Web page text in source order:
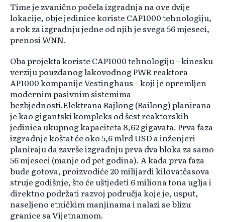
Time je zvanično počela izgradnja na ove dvije
lokacije, obje jedinice koriste CAP1000 tehnologiju,
a rok za izgradnju jedne od njih je svega 56 mjeseci,
prenosi WNN.
Oba projekta koriste CAP1000 tehnologiju – kinesku
verziju pouzdanog lakovodnog PWR reaktora
AP1000 kompanije Vestinghaus – koji je opremljen
modernim pasivnim sistemima
bezbjednosti.Elektrana Bajlong (Bailong) planirana
je kao gigantski kompleks od šest reaktorskih
jedinica ukupnog kapaciteta 8,62 gigavata. Prva faza
izgradnje koštat će oko 5,6 mlrd USD a inženjeri
planiraju da završe izgradnju prva dva bloka za samo
56 mjeseci (manje od pet godina). A kada prva faza
bude gotova, proizvodiće 20 milijardi kilovatčasova
struje godišnje, što će uštjedeti 6 miliona tona uglja i
direktno podržati razvoj područja koje je, usput,
naseljeno etničkim manjinama i nalazi se blizu
granice sa Vijetnamom.